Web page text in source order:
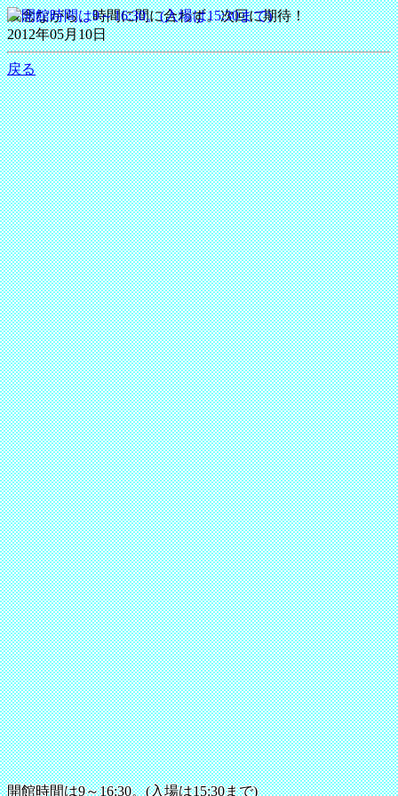
開館時間は9～16:30。(入場は15:30まで)
残念ながら、時間に間に合わず。次回に期待！
2012年05月10日
戻る